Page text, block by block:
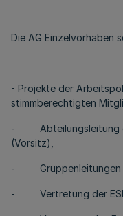
Die AG Einzelvorhaben
- Projekte der
stimmberechtigten
- Abteilungsleitung
(Vorsitz),
- Gruppenleitungen
- Vertretung der